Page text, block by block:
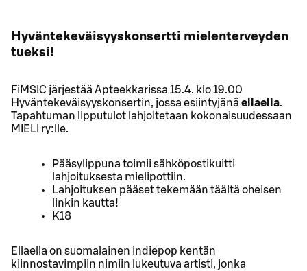
Hyväntekeväisyyskonsertti mielenterveyden
tueksi!
FiMSIC järjestää Apteekkarissa 15.4. klo 19.00
Hyväntekeväisyyskonsertin, jossa esiintyjänä ellaella.
Tapahtuman lipputulot lahjoitetaan kokonaisuudessaan
MIELI ry:lle.
Pääsylippuna toimii sähköpostikuitti
lahjoituksesta mielipottiin.
Lahjoituksen pääset tekemään täältä oheisen
linkin kautta!
K18
Ellaella on suomalainen indiepop kentän
kiinnostavimpiin nimiin lukeutuva artisti, jonka